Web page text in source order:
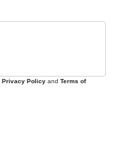
Privacy Policy and Terms of